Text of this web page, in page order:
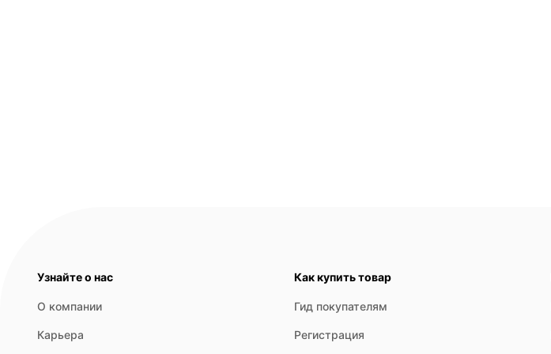
Узнайте о нас
О компании
Карьера
Как купить товар
Гид покупателям
Регистрация